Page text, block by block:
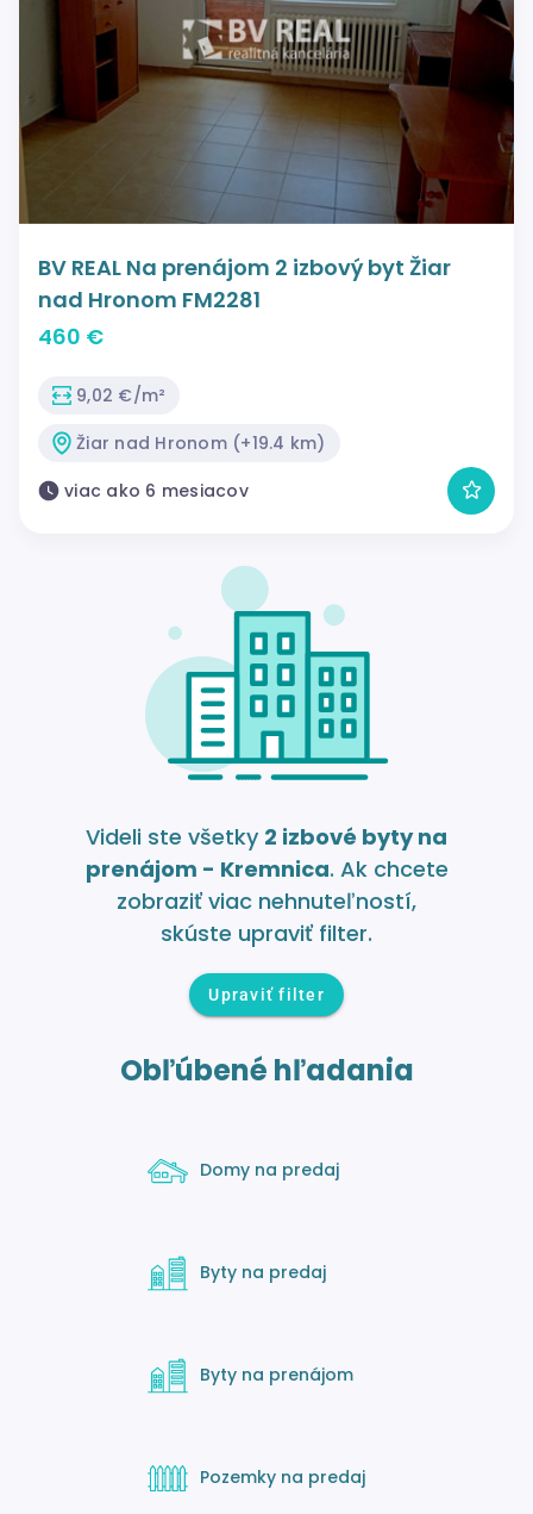
BV REAL Na prenájom 2 izbový byt Žiar
nad Hronom FM2281
460 €
9,02 €/m²
Žiar nad Hronom (+19.4 km)
viac ako 6 mesiacov
Videli ste všetky 2 izbové byty na
prenájom - Kremnica. Ak chcete
zobraziť viac nehnuteľností,
skúste upraviť filter.
Upraviť filter
Obľúbené hľadania
Domy na predaj
Byty na predaj
Byty na prenájom
Pozemky na predaj